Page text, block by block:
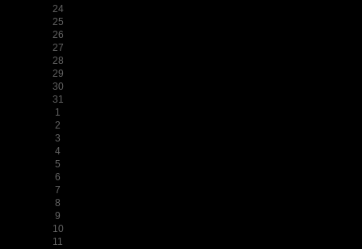
24
25
26
27
28
29
30
31
1
2
3
4
5
6
7
8
9
10
11